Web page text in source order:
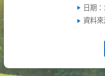
日期
資料來